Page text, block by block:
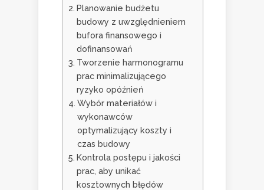
Planowanie budżetu
budowy z uwzględnieniem
bufora finansowego i
dofinansowań
Tworzenie harmonogramu
prac minimalizującego
ryzyko opóźnień
Wybór materiałów i
wykonawców
optymalizujący koszty i
czas budowy
Kontrola postępu i jakości
prac, aby unikać
kosztownych błędów